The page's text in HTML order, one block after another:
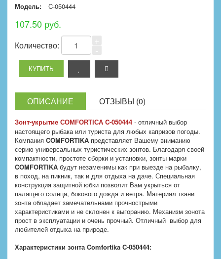
Модель:
C-050444
107.50 руб.
Количество:
ОПИСАНИЕ ОТЗЫВЫ (0)
Зонт-укрытие COMFORTICA C-050444 - отличный выбор
настоящего рыбака или туриста для любых капризов погоды.
Компания COMFORTIKA представляет Вашему вниманию
серию универсальных туристических зонтов. Благодаря своей
компактности, простоте сборки и установки, зонты марки
COMFORTIKA будут незаменимы как при выезде на рыбалку,
в поход, на пикник, так и для отдыха на даче. Специальная
конструкция защитной юбки позволит Вам укрыться от
палящего солнца, бокового дождя и ветра. Материал ткани
зонта обладает замечательнами прочнострыми
характеристиками и не склонен к выгоранию. Механизм зонота
прост в эксплуатации и очень прочный. Отличный выбор для
любителей отдыха на природе.
Характеристики зонта Comfortika C-050444: